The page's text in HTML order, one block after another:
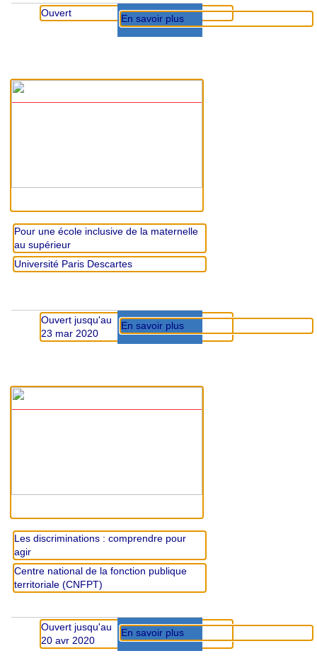
Ouvert En savoir plus
Pour une école inclusive de la maternelle
au supérieur
Université Paris Descartes
Ouvert jusqu'au
23 mar 2020
En savoir plus
Les discriminations : comprendre pour
agir
Centre national de la fonction publique
territoriale (CNFPT)
Ouvert jusqu'au
20 avr 2020
En savoir plus